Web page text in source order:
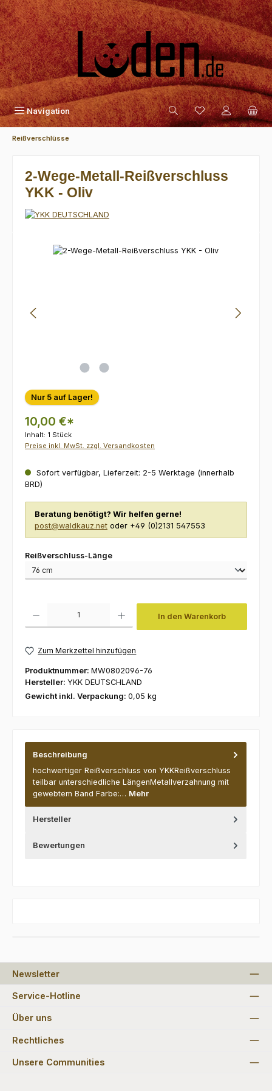
Zum Hauptinhalt springen
Navigation
Reißverschlüsse
2-Wege-Metall-Reißverschluss
YKK - Oliv
Bildergalerie überspringen
Nur 5 auf Lager!
10,00 €*
Inhalt: 1 Stück
Preise inkl. MwSt. zzgl. Versandkosten
Sofort verfügbar, Lieferzeit: 2-5 Werktage (innerhalb
BRD)
Beratung benötigt? Wir helfen gerne!
post@waldkauz.net oder +49 (0)2131 547553
Reißverschluss-Längeauswählen
In den Warenkorb
Zum Merkzettel hinzufügen
Produktnummer: MW0802096-76
Hersteller: YKK DEUTSCHLAND
Gewicht inkl. Verpackung: 0,05 kg
Beschreibung
hochwertiger Reißverschluss von YKKReißverschluss
teilbar unterschiedliche LängenMetallverzahnung mit
gewebtem Band Farbe:… Mehr
Hersteller
Bewertungen
Newsletter
Service-Hotline
Über uns
Rechtliches
Unsere Communities